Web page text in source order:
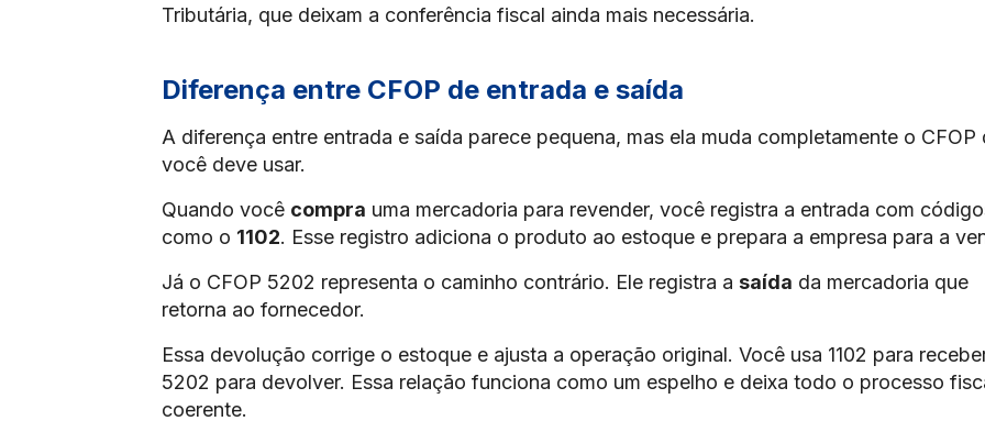
Tributária, que deixam a conferência fiscal ainda mais necessária.
Diferença entre CFOP de entrada e saída
A diferença entre entrada e saída parece pequena, mas ela muda completamente o CFOP
você deve usar.
Quando você compra uma mercadoria para revender, você registra a entrada com
como o 1102. Esse registro adiciona o produto ao estoque e prepara a empresa para a
Já o CFOP 5202 representa o caminho contrário. Ele registra a saída da mercadoria que
retorna ao fornecedor.
Essa devolução corrige o estoque e ajusta a operação original. Você usa 1102 para
5202 para devolver. Essa relação funciona como um espelho e deixa todo o processo
coerente.